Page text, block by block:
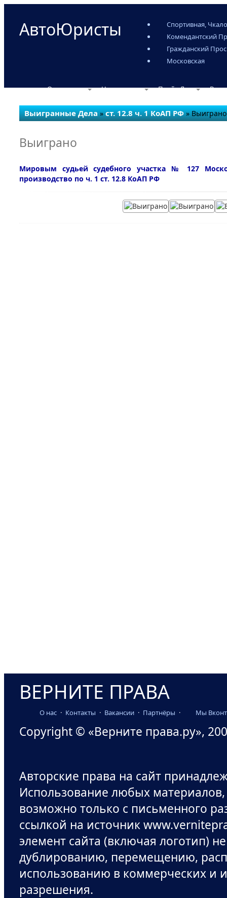
АвтоЮристы
Спортивная,
Комендантский
Гражданский
Московская
О компании Наши услуги Прайс-Лист
Выигранные Дела»ст. 12.8 ч. 1 КоАП РФ» Выиграно
Выиграно
Мировым судьей судебного участка № 127
производство по ч. 1 ст. 12.8 КоАП РФ
ВЕРНИТЕ ПРАВА
О нас · Контакты · Вакансии · Партнёры · Мы
Copyright © «Верните права.ру»,
Авторские права на сайт
Использование любых
возможно только с письменного
ссылкой на источник
элемент сайта (включая логотип)
дублированию, перемещению,
использованию в коммерческих и
разрешения.